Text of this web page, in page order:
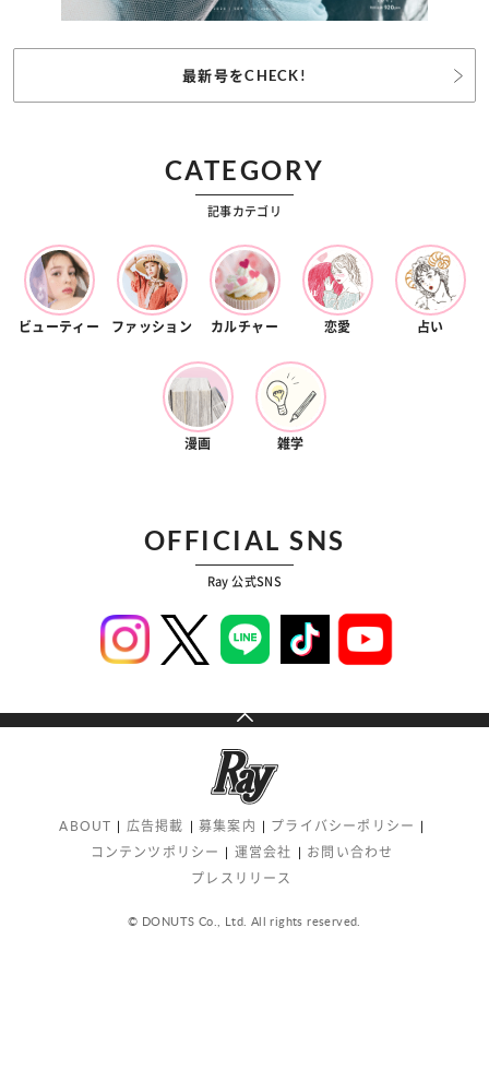
最新号をCHECK!
CATEGORY
記事カテゴリ
ビューティー ファッション カルチャー 恋愛 占い
漫画 雑学
OFFICIAL SNS
Ray 公式SNS
ABOUT 広告掲載 募集案内
プライバシーポリシー
コンテンツポリシー
運営会社
お問い合わせ
プレスリリース
© DONUTS Co., Ltd. All rights reserved.